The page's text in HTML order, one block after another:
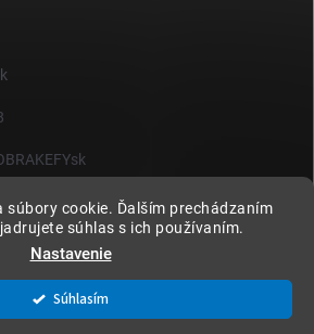
súbory cookie. Ďalším prechádzaním
súhlas s ich používaním.
Nastavenie
Súhlasím
Vytvoril Shoptet